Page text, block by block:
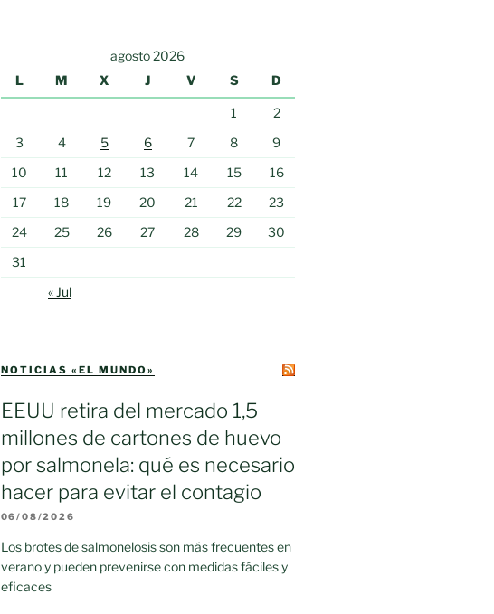
agosto 2026
L
M X J V S D
1
2
3
4 5 6 7 8
9
10
11 12 13 14 15
16
17
18 19 20 21 22
23
24
25 26 27 28 29
30
31
« Jul
NOTICIAS «EL MUNDO»
EEUU retira del mercado 1,5
millones de cartones de huevo
por salmonela: qué es necesario
hacer para evitar el contagio
06/08/2026
Los brotes de salmonelosis son más frecuentes en
verano y pueden prevenirse con medidas fáciles y
eficaces